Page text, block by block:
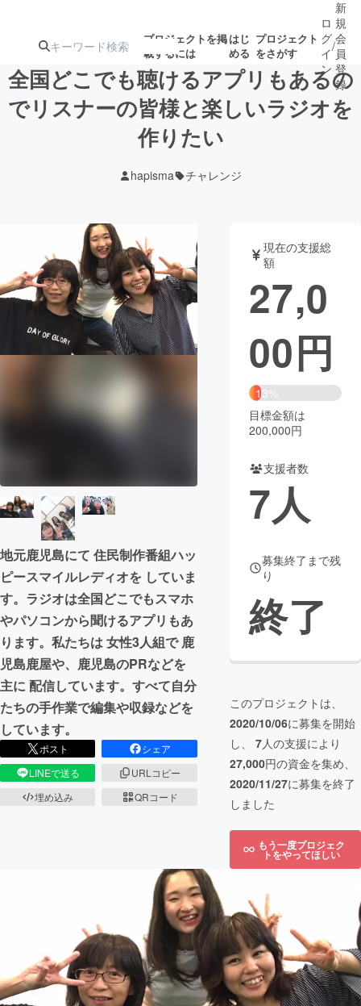
プロジェクトを掲
載するには
はじ
める
プロジェクト
をさがす
注目の新着プロ募集終了が近いプ
テクノロジー・ガジェット
映像・映画 書籍・雑誌
ビジネス・起業 チャレンジ
CAMPFIRE for Social Good
CAMPFIRE Creation
コミュニティ
ロ
グ
イ
ン
/
新
規
会
員
登
録
全国どこでも聴けるアプリもあるの
でリスナーの皆様と楽しいラジオを
作りたい
hapisma チャレンジ
地元鹿児島にて 住民制作番組ハッ
ピースマイルレディオを していま
す。ラジオは全国どこでもスマホ
やパソコンから聞けるアプリもあ
ります。私たちは 女性3人組で 鹿
児島鹿屋や、鹿児島のPRなどを
主に 配信しています。すべて自分
たちの手作業で編集や収録などを
しています。
ポスト
シェア
LINEで送る
URLコピー
埋め込み
QRコード
現在の支援総
額
27,0
00円
13%
目標金額は
200,000円
支援者数
7人
募集終了まで残
り
終了
このプロジェクトは、
2020/10/06に募集を開始
し、 7人の支援により
27,000円の資金を集め、
2020/11/27に募集を終了
しました
もう一度プロジェク
トをやってほしい